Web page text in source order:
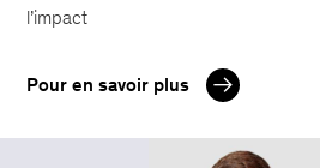
l’impact
Pour en savoir plus